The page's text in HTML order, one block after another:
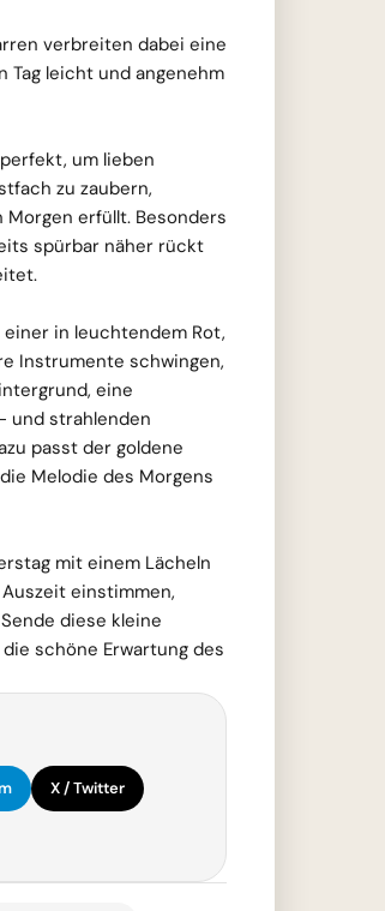
verbreiten dabei eine
Tag leicht und angenehm
um lieben
zu zaubern,
erfüllt. Besonders
spürbar näher rückt
in leuchtendem Rot,
Instrumente schwingen,
eine
und strahlenden
passt der goldene
Melodie des Morgens
mit einem Lächeln
einstimmen,
diese kleine
schöne Erwartung des
X / Twitter